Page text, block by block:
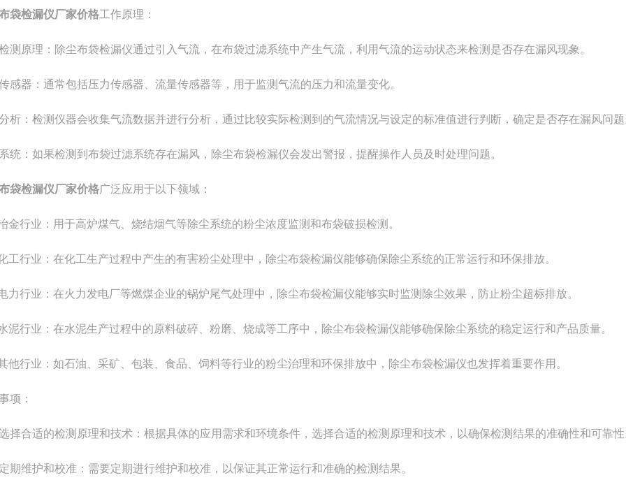
袋检漏仪厂家价格工作原理：
测原理：除尘布袋检漏仪通过引入气流，在布袋过滤系统中产生气流，利用气流的运动状态来检测是否存在漏风现象。
感器：通常包括压力传感器、流量传感器等，用于监测气流的压力和流量变化。
析：检测仪器会收集气流数据并进行分析，通过比较实际检测到的气流情况与设定的标准值进行判断，确定是否存在漏风问
统：如果检测到布袋过滤系统存在漏风，除尘布袋检漏仪会发出警报，提醒操作人员及时处理问题。
袋检漏仪厂家价格广泛应用于以下领域：
金行业：用于高炉煤气、烧结烟气等除尘系统的粉尘浓度监测和布袋破损检测。
工行业：在化工生产过程中产生的有害粉尘处理中，除尘布袋检漏仪能够确保除尘系统的正常运行和环保排放。
力行业：在火力发电厂等燃煤企业的锅炉尾气处理中，除尘布袋检漏仪能够实时监测除尘效果，防止粉尘超标排放。
泥行业：在水泥生产过程中的原料破碎、粉磨、烧成等工序中，除尘布袋检漏仪能够确保除尘系统的稳定运行和产品质量。
他行业：如石油、采矿、包装、食品、饲料等行业的粉尘治理和环保排放中，除尘布袋检漏仪也发挥着重要作用。
项：
适的检测原理和技术：根据具体的应用需求和环境条件，选择合适的检测原理和技术，以确保检测结果的准确性和可靠
护和校准：需要定期进行维护和校准，以保证其正常运行和准确的检测结果。